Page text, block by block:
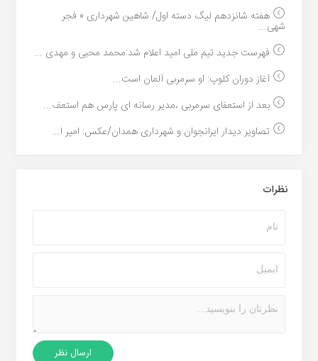
هفته شانزدهم لیگ دسته اول/ شاهین شهرداری 0 فجر
شهی...
فهرست جدید تیم ملی امید اعلام شد:محمد محبی و مهدی ...
آغاز دوران کلوپ: او سرمربی آلمان است...
بعد از استعفای سرمربی ،مدیر رسانه ای پارس هم استعف...
تصاویر دیدار ایرانجوان و شهرداری همدان/عکس: امیر ا...
نظرات